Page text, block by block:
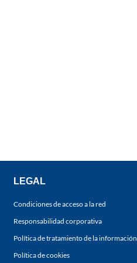
LEGAL
Condiciones de acceso a la red
Responsabilidad corporativa
Política de tratamiento de la información
Política de cookies